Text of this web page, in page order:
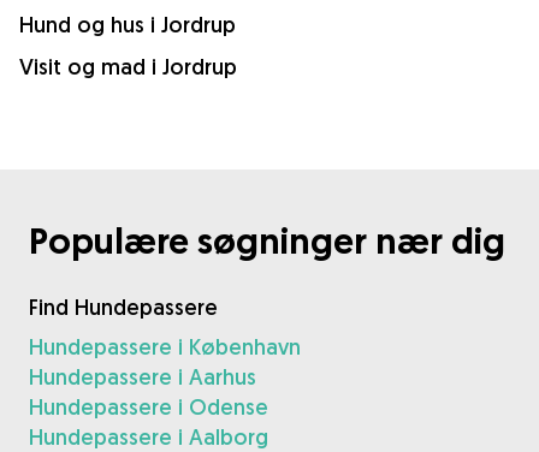
Hund og hus i Jordrup
Visit og mad i Jordrup
Populære søgninger nær dig
Find Hundepassere
Hundepassere i København
Hundepassere i Aarhus
Hundepassere i Odense
Hundepassere i Aalborg